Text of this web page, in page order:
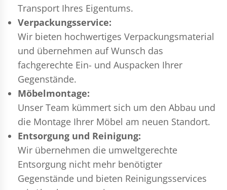
Transport Ihres Eigentums.
Verpackungsservice:
Wir bieten hochwertiges Verpackungsmaterial
und übernehmen auf Wunsch das
fachgerechte Ein- und Auspacken Ihrer
Gegenstände.
Möbelmontage:
Unser Team kümmert sich um den Abbau und
die Montage Ihrer Möbel am neuen Standort.
Entsorgung und Reinigung:
Wir übernehmen die umweltgerechte
Entsorgung nicht mehr benötigter
Gegenstände und bieten Reinigungsservices